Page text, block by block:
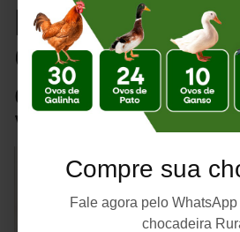
Compre sua
Fale agora pelo
chocadeira
Embalagem
Ovos: Como
o Produto e
Valor à